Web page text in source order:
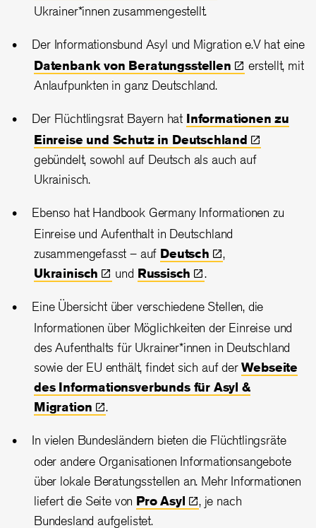
Ukrainer*innen zusammengestellt.
Der Informationsbund Asyl und Migration e.V hat eine
Datenbank von Beratungsstellen
erstellt, mit
Anlaufpunkten in ganz Deutschland.
Der Flüchtlingsrat Bayern hat Informationen zu
Einreise und Schutz in Deutschland
gebündelt, sowohl auf Deutsch als auch auf
Ukrainisch.
Ebenso hat Handbook Germany Informationen zu
Einreise und Aufenthalt in Deutschland
zusammengefasst – auf Deutsch
,
Ukrainisch
und Russisch .
Eine Übersicht über verschiedene Stellen, die
Informationen über Möglichkeiten der Einreise und
des Aufenthalts für Ukrainer*innen in Deutschland
sowie der EU enthält, findet sich auf derWebseite
des Informationsverbunds für Asyl &
Migration
.
In vielen Bundesländern bieten die Flüchtlingsräte
oder andere Organisationen Informationsangebote
über lokale Beratungsstellen an. Mehr Informationen
liefert die Seite von ProAsyl
, je nach
Bundesland aufgelistet.